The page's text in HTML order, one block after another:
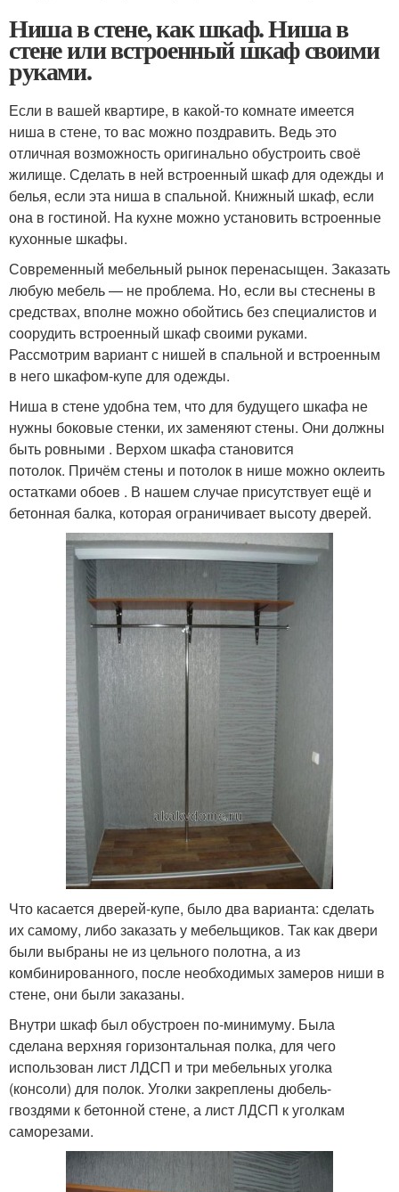
Ниша в стене, как шкаф. Ниша в
стене или встроенный шкаф своими
руками.
Если в вашей квартире, в какой-то комнате имеется
ниша в стене, то вас можно поздравить. Ведь это
отличная возможность оригинально обустроить своё
жилище. Сделать в ней встроенный шкаф для одежды и
белья, если эта ниша в спальной. Книжный шкаф, если
она в гостиной. На кухне можно установить встроенные
кухонные шкафы.
Современный мебельный рынок перенасыщен. Заказать
любую мебель — не проблема. Но, если вы стеснены в
средствах, вполне можно обойтись без специалистов и
соорудить встроенный шкаф своими руками.
Рассмотрим вариант с нишей в спальной и встроенным
в него шкафом-купе для одежды.
Ниша в стене удобна тем, что для будущего шкафа не
нужны боковые стенки, их заменяют стены. Они должны
быть ровными . Верхом шкафа становится
потолок. Причём стены и потолок в нише можно оклеить
остатками обоев . В нашем случае присутствует ещё и
бетонная балка, которая ограничивает высоту дверей.
Что касается дверей-купе, было два варианта: сделать
их самому, либо заказать у мебельщиков. Так как двери
были выбраны не из цельного полотна, а из
комбинированного, после необходимых замеров ниши в
стене, они были заказаны.
Внутри шкаф был обустроен по-минимуму. Была
сделана верхняя горизонтальная полка, для чего
использован лист ЛДСП и три мебельных уголка
(консоли) для полок. Уголки закреплены дюбель-
гвоздями к бетонной стене, а лист ЛДСП к уголкам
саморезами.